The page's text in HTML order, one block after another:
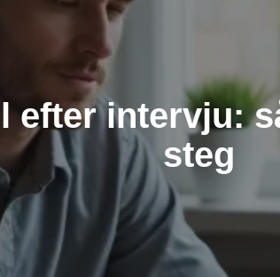
efter intervju:
steg